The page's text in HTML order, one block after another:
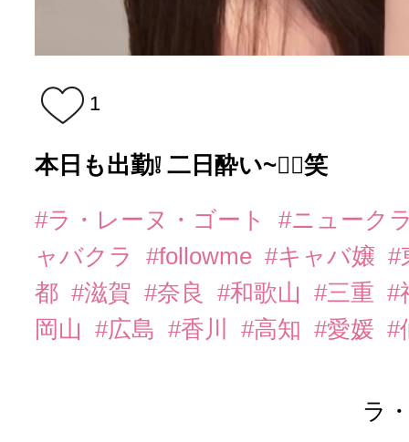
1
本日も出勤❕ 二日酔い~😵‍💫笑
#ラ・レーヌ・ゴート
#ニューク
ャバクラ
#followme #キャバ嬢 #
都 #滋賀 #奈良 #和歌山 #三重 #
岡山
#広島 #香川 #高知 #愛媛 #
ラ